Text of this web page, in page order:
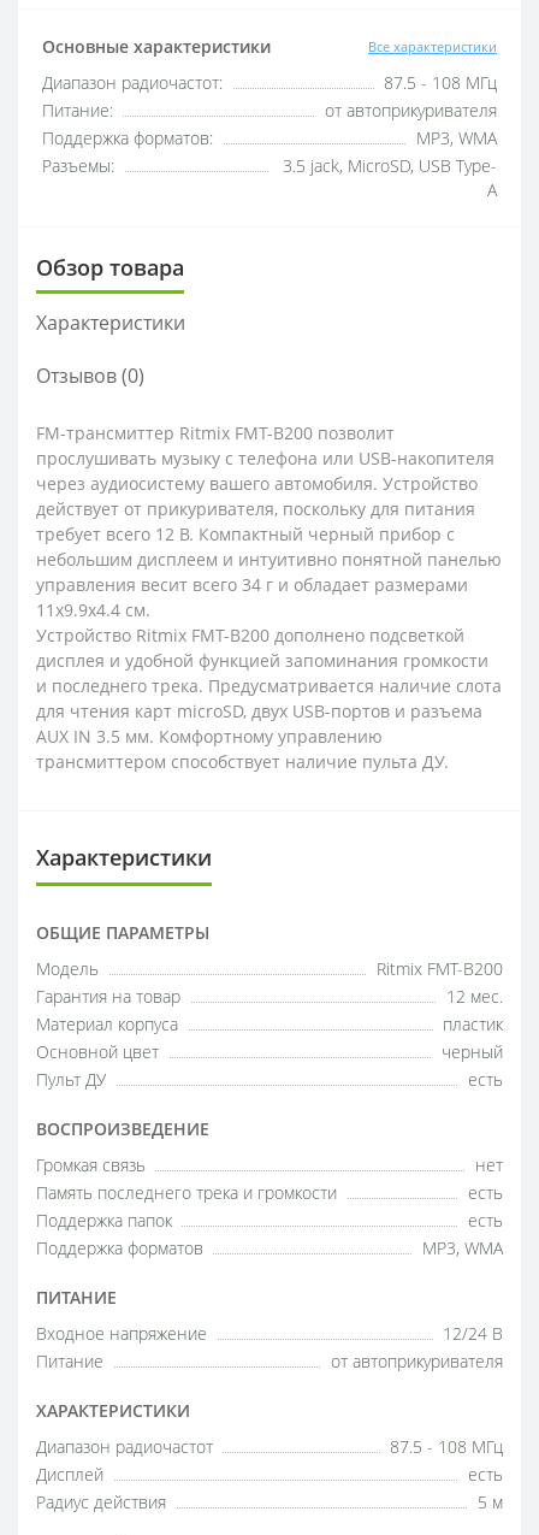
Основные характеристики Все характеристики
Диапазон радиочастот:
87.5 - 108 МГц
Питание:
от автоприкуривателя
Поддержка форматов:
MP3, WMA
Разъемы:
3.5 jack, MicroSD, USB Type-
A
Обзор товара
Характеристики
Отзывов (0)
FM-трансмиттер Ritmix FMT-B200 позволит
прослушивать музыку с телефона или USB-накопителя
через аудиосистему вашего автомобиля. Устройство
действует от прикуривателя, поскольку для питания
требует всего 12 В. Компактный черный прибор с
небольшим дисплеем и интуитивно понятной панелью
управления весит всего 34 г и обладает размерами
11x9.9x4.4 см.
Устройство Ritmix FMT-B200 дополнено подсветкой
дисплея и удобной функцией запоминания громкости
и последнего трека. Предусматривается наличие слота
для чтения карт microSD, двух USB-портов и разъема
AUX IN 3.5 мм. Комфортному управлению
трансмиттером способствует наличие пульта ДУ.
Характеристики
ОБЩИЕ ПАРАМЕТРЫ
Модель
Ritmix FMT-B200
Гарантия на товар
12 мес.
Материал корпуса
пластик
Основной цвет
черный
Пульт ДУ
есть
ВОСПРОИЗВЕДЕНИЕ
Громкая связь
нет
Память последнего трека и громкости
есть
Поддержка папок
есть
Поддержка форматов
MP3, WMA
ПИТАНИЕ
Входное напряжение
12/24 В
Питание
от автоприкуривателя
ХАРАКТЕРИСТИКИ
Диапазон радиочастот
87.5 - 108 МГц
Дисплей
есть
Радиус действия
5 м